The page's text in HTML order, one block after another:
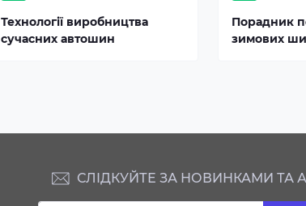
Технології виробництва
сучасних автошин
Порадник
зимових
СЛІДКУЙТЕ ЗА НОВИНКАМИ ТА